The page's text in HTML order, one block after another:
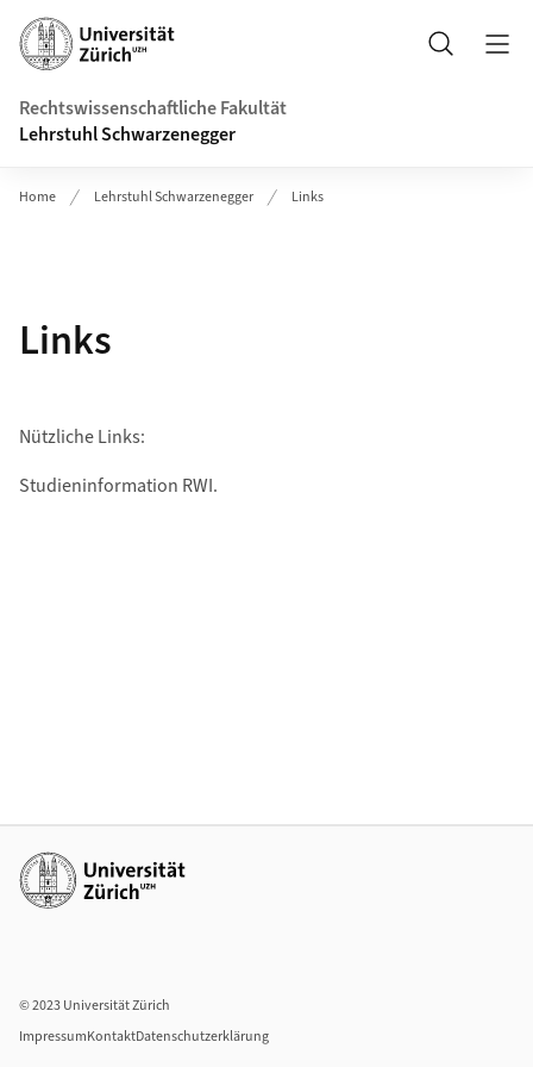
Header
Suche
Rechtswissenschaftliche Fakultät
Lehrstuhl Schwarzenegger
Home Lehrstuhl Schwarzenegger Links
Links
Nützliche Links:
Studieninformation RWI.
Weiterführende Links
© 2023 Universität Zürich
ImpressumKontaktDatenschutzerklärung